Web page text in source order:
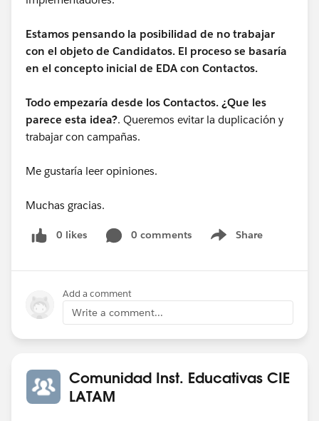
Estamos pensando la posibilidad de no trabajar
con el objeto de Candidatos. El proceso se basaría
en el concepto inicial de EDA con Contactos.
Todo empezaría desde los Contactos. ¿Que les
parece esta idea?. Queremos evitar la duplicación y
trabajar con campañas.
Me gustaría leer opiniones.
Muchas gracias.
0 likes 0 comments Share
Show menu
Add a comment
Write a comment...
Comunidad Inst. Educativas CIE
LATAM